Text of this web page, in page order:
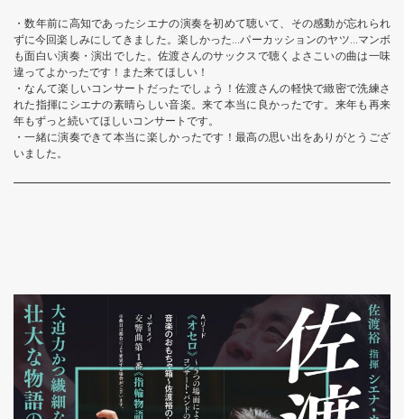
・数年前に高知であったシエナの演奏を初めて聴いて、その感動が忘れられ
ずに今回楽しみにしてきました。楽しかった…パーカッションのヤツ…マンボ
も面白い演奏・演出でした。佐渡さんのサックスで聴くよさこいの曲は一味
違ってよかったです！また来てほしい！
・なんて楽しいコンサートだったでしょう！佐渡さんの軽快で緻密で洗練さ
れた指揮にシエナの素晴らしい音楽。来て本当に良かったです。来年も再来
年もずっと続いてほしいコンサートです。
・一緒に演奏できて本当に楽しかったです！最高の思い出をありがとうござ
いました。